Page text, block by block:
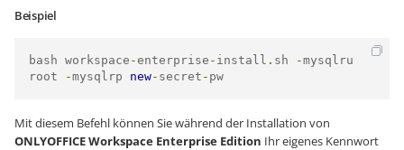
Beispiel
bash workspace -enterprise - install . sh -mysqlru
root
-mysqlrp new- secret - pw
Mit diesem Befehl können Sie während der Installation von
ONLYOFFICE Workspace Enterprise Edition Ihr eigenes Kennwort